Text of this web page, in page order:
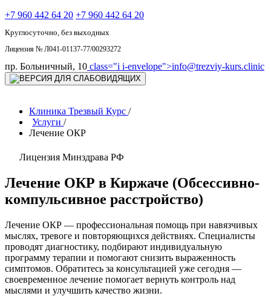
+7 960 442 64 20 +7 960 442 64 20
Круглосуточно, без выходных
Лицензия № Л041-01137-77/00293272
пр. Больничный, 10 class="i i-envelope">info@trezviy-kurs.clinic
Клиника Трезвый Курс /
Услуги /
Лечение ОКР
Лицензия Минздрава РФ
Лечение ОКР в Киржаче (Обсессивно-
компульсивное расстройство)
Лечение ОКР — профессиональная помощь при навязчивых
мыслях, тревоге и повторяющихся действиях. Специалисты
проводят диагностику, подбирают индивидуальную
программу терапии и помогают снизить выраженность
симптомов. Обратитесь за консультацией уже сегодня —
своевременное лечение помогает вернуть контроль над
мыслями и улучшить качество жизни.